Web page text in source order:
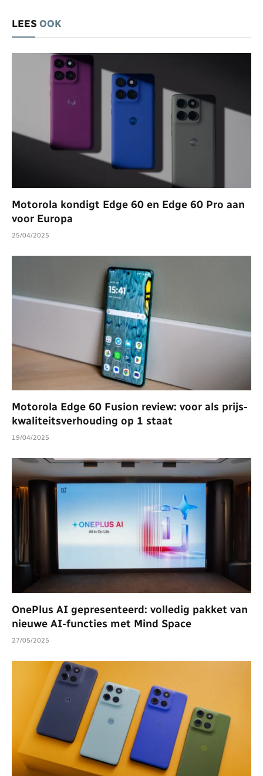
LEES OOK
Motorola kondigt Edge 60 en Edge 60 Pro aan
voor Europa
25/04/2025
Motorola Edge 60 Fusion review: voor als prijs-
kwaliteitsverhouding op 1 staat
19/04/2025
OnePlus AI gepresenteerd: volledig pakket van
nieuwe AI-functies met Mind Space
27/05/2025